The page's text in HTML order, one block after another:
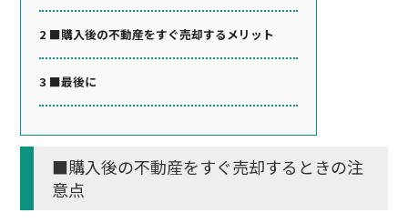
2 ■購入後の不動産をすぐ売却するメリット
3 ■最後に
■購入後の不動産をすぐ売却するときの注
意点